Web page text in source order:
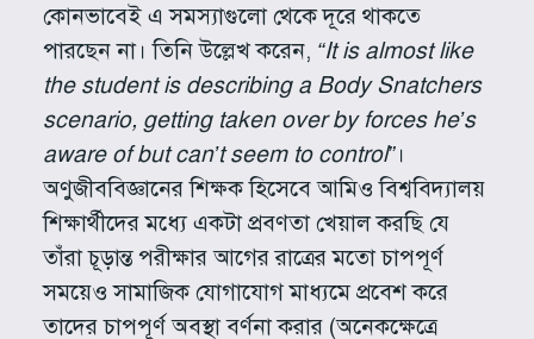
কোনভাবেই এ সমস্যাগুলো থেকে দূরে থাকতে
পারছেন না। তিনি উল্লেখ করেন, “It is almost like
the student is describing a Body Snatchers
scenario, getting taken over by forces he’s
aware of but can’t seem to control”।
অণুজীববিজ্ঞানের শিক্ষক হিসেবে আমিও বিশ্ববিদ্যালয়
শিক্ষার্থীদের মধ্যে একটা প্রবণতা খেয়াল করছি যে
তাঁরা চূড়ান্ত পরীক্ষার আগের রাত্রের মতো চাপপূর্ণ
সময়েও সামাজিক যোগাযোগ মাধ্যমে প্রবেশ করে
তাদের চাপপূর্ণ অবস্থা বর্ণনা করার (অনেকক্ষেত্রে